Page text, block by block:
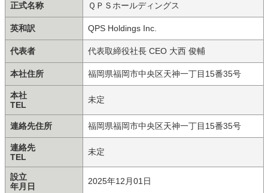
正式名称 ＱＰＳホールディングス
英和訳 QPS Holdings Inc.
代表者 代表取締役社長 CEO 大西 俊輔
本社住所 福岡県福岡市中央区天神一丁目15番35号
本社
TEL
未定
連絡先住所 福岡県福岡市中央区天神一丁目15番35号
連絡先
TEL
未定
設立
年月日
2025年12月01日